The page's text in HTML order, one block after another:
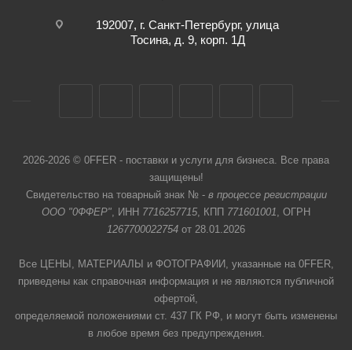
192007, г. Санкт-Петербург, улица
Тосина, д. 9, корп. 1Д
2026-2026 © 0FFER - поставки и услуги для бизнеса. Все права
защищены!
Свидетельство на товарный знак № - в процессе регистрации
ООО "0ФФЕР", ИНН 7716257715, КПП 771601001, ОГРН
1267700022754 от 28.01.2026
Все ЦЕНЫ, МАТЕРИАЛЫ и ФОТОГРАФИИ, указанные на 0FFER,
приведены как справочная информация и не являются публичной
офертой,
определяемой положениями ст. 437 ГК РФ, и могут быть изменены
в любое время без предупреждения.